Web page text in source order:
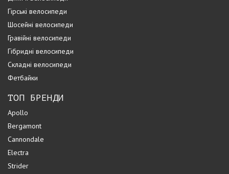
Гірські велосипеди
Шосейні велосипеди
Гравійні велосипеди
Гібридні велосипеди
Складні велосипеди
Фетбайки
ТОП БРЕНДИ
Apollo
Bergamont
Cannondale
Electra
Strider